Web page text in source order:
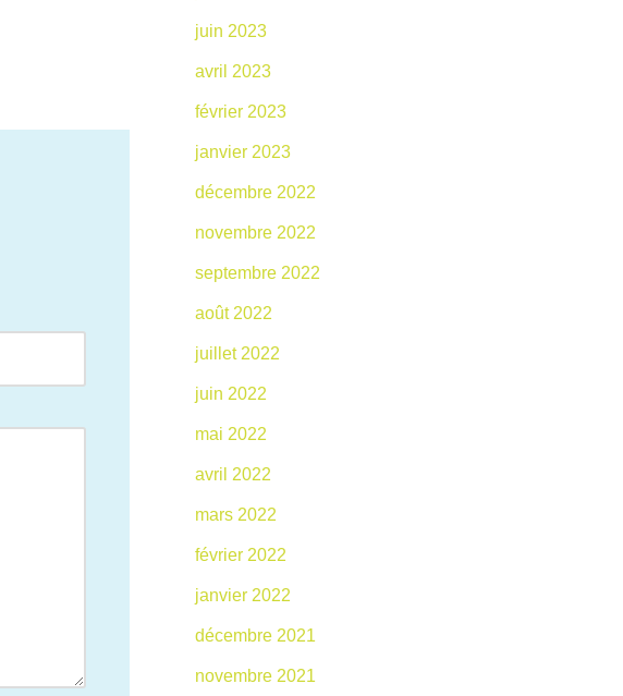
juin 2023
avril 2023
février 2023
janvier 2023
décembre 2022
novembre 2022
septembre 2022
août 2022
juillet 2022
juin 2022
mai 2022
avril 2022
mars 2022
février 2022
janvier 2022
décembre 2021
novembre 2021